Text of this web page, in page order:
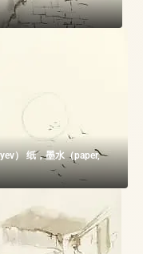
） 纸，墨水（paper,